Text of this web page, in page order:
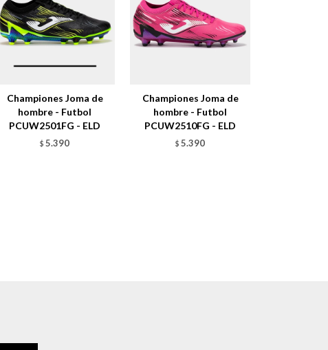
Championes Joma de
hombre - Futbol
PCUW2501FG - ELD
$ 5.390
Championes Joma de
hombre - Futbol
PCUW2510FG - ELD
$ 5.390